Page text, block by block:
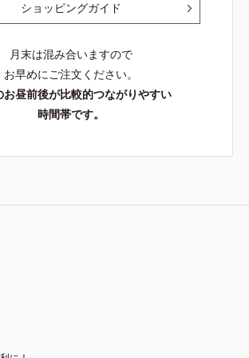
ショッピングガイド
月末は混み合いますので
お早めにご注文ください。
お昼前後が比較的つながりやすい
時間帯です。